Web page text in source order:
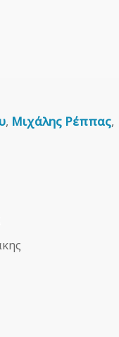
, Μιχάλης Ρέππας,